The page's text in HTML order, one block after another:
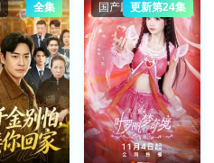
全集 国产剧更新第24集